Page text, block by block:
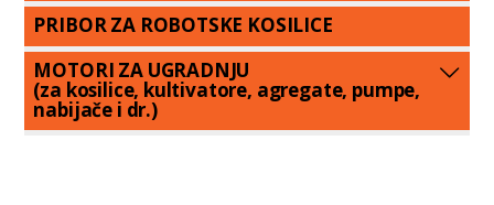
PRIBOR ZA ROBOTSKE KOSILICE
MOTORI ZA UGRADNJU
(za kosilice, kultivatore, agregate, pumpe,
nabijače i dr.)